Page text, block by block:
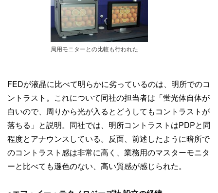
局用モニターとの比較も行われた
FEDが液晶に比べて明らかに劣っているのは、明所でのコ
ントラスト。これについて同社の担当者は「蛍光体自体が
白いので、周りから光が入るとどうしてもコントラストが
落ちる」と説明。同社では、明所コントラストはPDPと同
程度とアナウンスしている。反面、前述したように暗所で
のコントラスト感は非常に高く、業務用のマスターモニタ
ーと比べても遜色のない、高い質感が感じられた。